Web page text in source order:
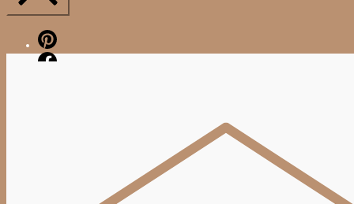
Pinterest
Facebook